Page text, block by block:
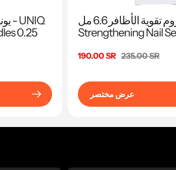
0.25
سيروم تقوية الأظافر 6.6 مل - BIO-H-TIN
Strengthening Nail
سعر
190.00 SR السعر
235.00 SR
عرض مختصر